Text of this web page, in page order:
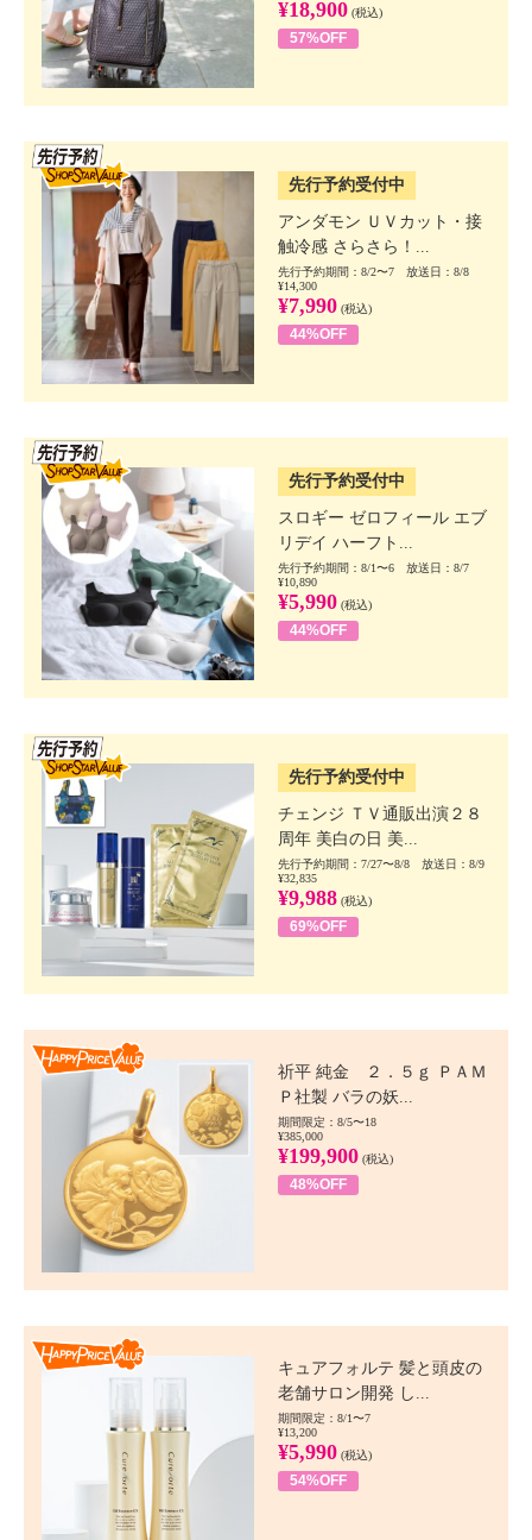
¥18,900 (税込)
57%OFF
先行予約受付中
アンダモン ＵＶカット・接
触冷感 さらさら！...
先行予約期間：8/2〜7 放送日：8/8
¥14,300
¥7,990 (税込)
44%OFF
先行予約受付中
スロギー ゼロフィール エブ
リデイ ハーフト...
先行予約期間：8/1〜6 放送日：8/7
¥10,890
¥5,990 (税込)
44%OFF
先行予約受付中
チェンジ ＴＶ通販出演２８
周年 美白の日 美...
先行予約期間：7/27〜8/8 放送日：8/9
¥32,835
¥9,988 (税込)
69%OFF
祈平 純金 ２．５ｇ ＰＡＭ
Ｐ社製 バラの妖...
期間限定：8/5〜18
¥385,000
¥199,900 (税込)
48%OFF
キュアフォルテ 髪と頭皮の
老舗サロン開発 し...
期間限定：8/1〜7
¥13,200
¥5,990 (税込)
54%OFF